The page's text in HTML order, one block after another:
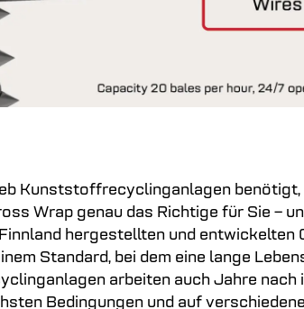
Kunststoffrecyclinganlagen benötigt,
Wrap genau das Richtige für Sie –
hergestellten und entwickelten
Standard, bei dem eine lange
arbeiten auch Jahre nach
Bedingungen und auf